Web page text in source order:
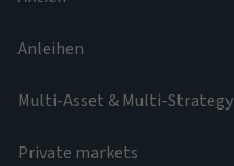
Anleihen
Multi-Asset & Multi-Strategy
Private markets